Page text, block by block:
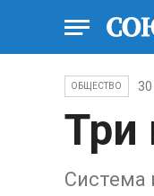
ОБЩЕСТВО
Три
Система